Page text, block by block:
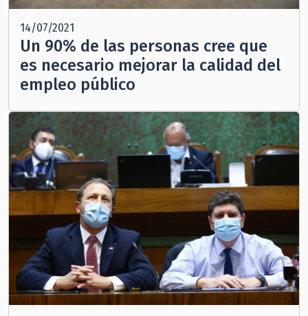
14/07/2021
Un 90% de las personas cree que
es necesario mejorar la calidad del
empleo público